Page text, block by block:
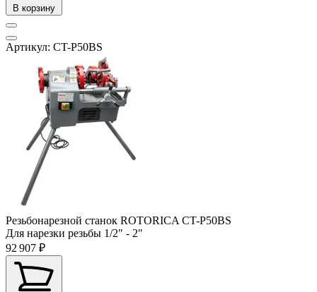
В корзину
Артикул: CT-P50BS
Резьбонарезной станок ROTORICA CT-P50BS
Для нарезки резьбы 1/2" - 2"
92 907 ₽